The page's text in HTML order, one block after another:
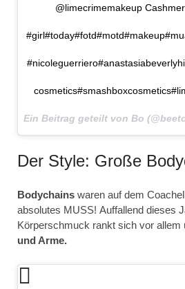
@limecrimemakeup
Ein Beitrag geteilt von Bo
Der Style: Große
Bodychains waren auf dem
absolutes MUSS! Auffallend dieses
Körperschmuck rankt sich vor allem
und Arme.